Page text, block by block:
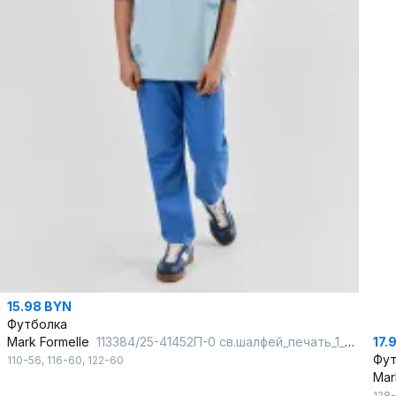
15.98 BYN
Футболка
Mark Formelle 113384/25-41452П-0 св.шалфей_печать_1_сл_на_пол_1сл_на_спинке_ТП
110-56, 116-60, 122-60